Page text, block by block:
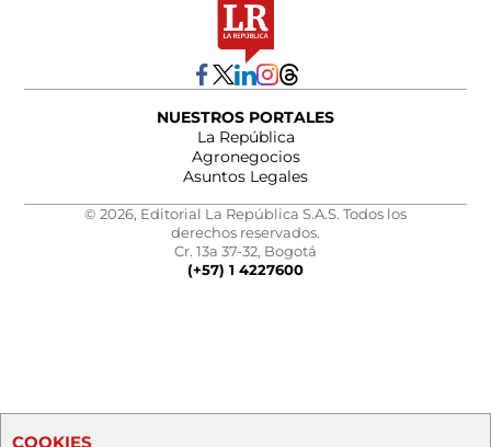
NUESTROS PORTALES
La República
Agronegocios
Asuntos Legales
© 2026, Editorial La República S.A.S. Todos los
derechos reservados.
Cr. 13a 37-32, Bogotá
(+57) 1 4227600
COOKIES